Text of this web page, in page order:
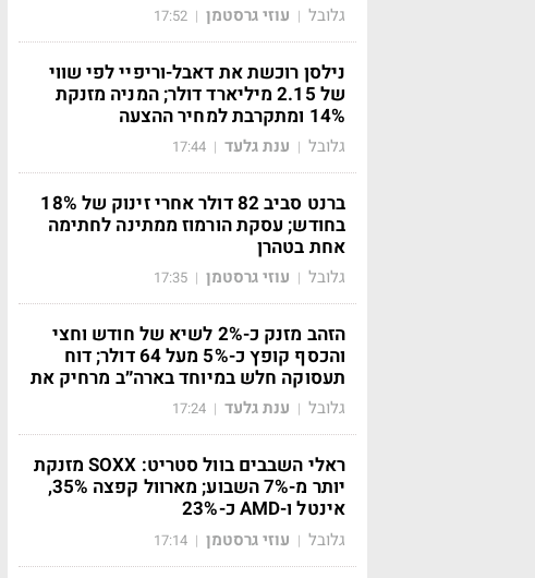
גלובל | עוזי גרסטמן |
17:52
נילסן רוכשת את דאבל-וריפיי לפי שווי
של 2.15 מיליארד דולר; המניה מזנקת
14% ומתקרבת למחיר ההצעה
גלובל | ענת גלעד |
17:44
ברנט סביב 82 דולר אחרי זינוק של 18%
בחודש; עסקת הורמוז ממתינה לחתימה
אחת בטהרן
גלובל | עוזי גרסטמן |
17:35
הזהב מזנק כ-2% לשיא של חודש וחצי
והכסף קופץ כ-5% מעל 64 דולר; דוח
תעסוקה חלש במיוחד בארה״ב מרחיק את
גלובל | ענת גלעד |
17:24
ראלי השבבים בוול סטריט: SOXX מזנקת
יותר מ-7% השבוע; מארוול קפצה 35%,
אינטל ו-AMD כ-23%
גלובל | עוזי גרסטמן |
17:14